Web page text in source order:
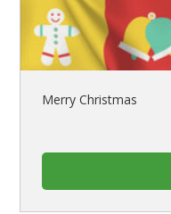
Merry Christmas